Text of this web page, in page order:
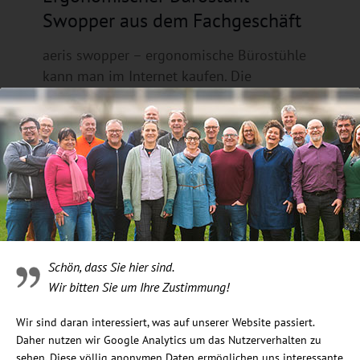
Swopper aus dem Fachgeschäft
aeris swopper – ergonomische Bürostühle
kann man im Internet kaufen. Die
wenigsten wissen, dass der Stuhl im
Fachgeschäft genauso viel kostet wie im
Internet. Allerdings inklusive Beratung und
Ausprobieren.
Schön, dass Sie hier sind.
Wir bitten Sie um Ihre Zustimmung!
Wir sind daran interessiert, was auf unserer Website passiert.
Daher nutzen wir Google Analytics um das Nutzerverhalten zu